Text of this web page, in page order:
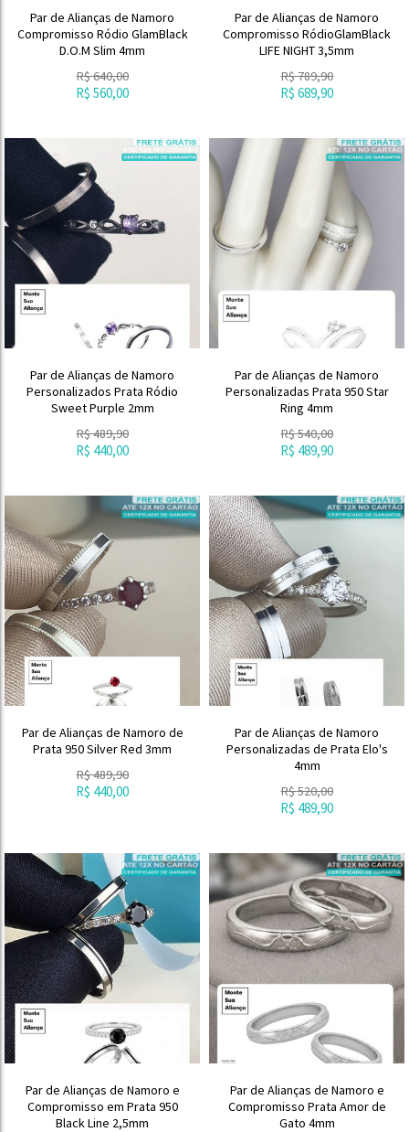
Par de Alianças de Namoro
Compromisso Ródio GlamBlack
D.O.M Slim 4mm
R$640,00
R$ 560,00
Par de Alianças de Namoro
Compromisso RódioGlamBlack
LIFE NIGHT 3,5mm
R$789,90
R$ 689,90
Par de Alianças de Namoro
Personalizados Prata Ródio
Sweet Purple 2mm
R$489,90
R$ 440,00
Par de Alianças de Namoro
Personalizadas Prata 950 Star
Ring 4mm
R$540,00
R$ 489,90
Par de Alianças de Namoro de
Prata 950 Silver Red 3mm
R$489,90
R$ 440,00
Par de Alianças de Namoro
Personalizadas de Prata Elo's
4mm
R$520,00
R$ 489,90
Par de Alianças de Namoro e
Compromisso em Prata 950
Black Line 2,5mm
Par de Alianças de Namoro e
Compromisso Prata Amor de
Gato 4mm